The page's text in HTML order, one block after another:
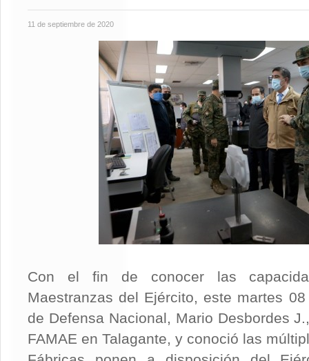
11 de septiembre de 2020
Con el fin de conocer las
Maestranzas del Ejército, este martes
de Defensa Nacional, Mario Desbordes
FAMAE en Talagante, y conoció las